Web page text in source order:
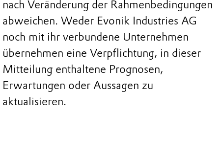
nach Veränderung der Rahmenbedingungen
abweichen. Weder Evonik Industries AG
noch mit ihr verbundene Unternehmen
übernehmen eine Verpflichtung, in dieser
Mitteilung enthaltene Prognosen,
Erwartungen oder Aussagen zu
aktualisieren.